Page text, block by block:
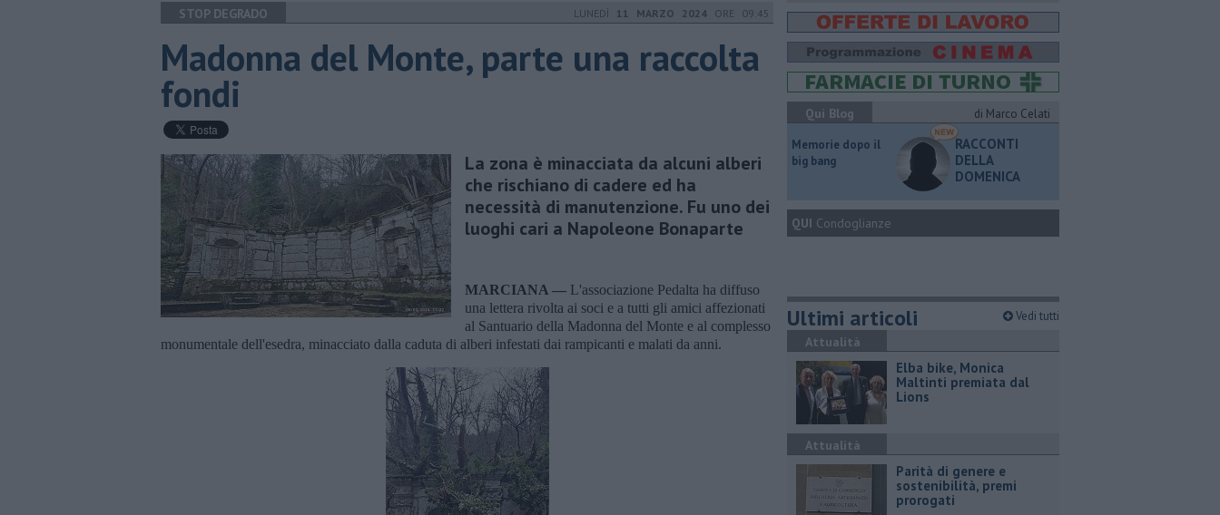
STOP DEGRADO LUNEDÌ 11 MARZO 2024 ORE 09:45
Madonna del Monte, parte una raccolta
fondi
La zona è minacciata da alcuni alberi
che rischiano di cadere ed ha
necessità di manutenzione. Fu uno dei
luoghi cari a Napoleone Bonaparte
MARCIANA — L'associazione Pedalta ha diffuso
una lettera rivolta ai soci e a tutti gli amici affezionati
al Santuario della Madonna del Monte e al complesso
monumentale dell'esedra, minacciato dalla caduta di alberi infestati dai rampicanti e malati da anni.
Qui Blog
di Marco Celati
Memorie dopo il
big bang
RACCONTI
DELLA
DOMENICA
QUI Condoglianze
Ultimi articoli Vedi tutti
Attualità
Elba bike, Monica
Maltinti premiata dal
Lions
Attualità
Parità di genere e
sostenibilità, premi
prorogati